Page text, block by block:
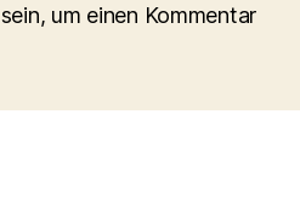
sein, um einen Kommentar